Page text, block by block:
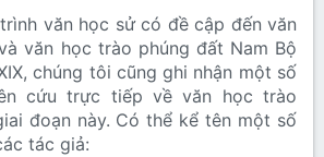
văn học sử có đề cập đến văn
văn học trào phúng đất Nam Bộ
chúng tôi cũng ghi nhận một số
cứu trực tiếp về văn học trào
đoạn này. Có thể kể tên một số
tác giả: